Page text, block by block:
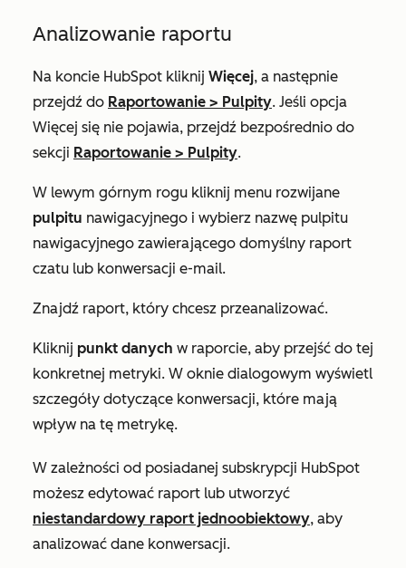
Analizowanie raportu
Na koncie HubSpot kliknij Więcej, a następnie
przejdź do Raportowanie > Pulpity. Jeśli opcja
Więcej się nie pojawia, przejdź bezpośrednio do
sekcji Raportowanie > Pulpity.
W lewym górnym rogu kliknij menu rozwijane
pulpitu nawigacyjnego i wybierz nazwę pulpitu
nawigacyjnego zawierającego domyślny raport
czatu lub konwersacji e-mail.
Znajdź raport, który chcesz przeanalizować.
Kliknij punkt danych w raporcie, aby przejść do tej
konkretnej metryki. W oknie dialogowym wyświetl
szczegóły dotyczące konwersacji, które mają
wpływ na tę metrykę.
W zależności od posiadanej subskrypcji HubSpot
możesz edytować raport lub utworzyć
niestandardowy raport jednoobiektowy, aby
analizować dane konwersacji.